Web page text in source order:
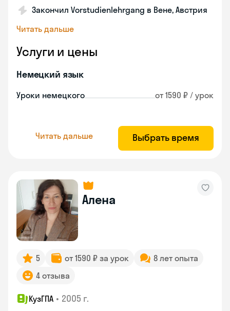
Закончил Vorstudienlehrgang в Вене, Австрия
Читать дальше
Услуги и цены
Немецкий язык
Уроки немецкого от 1590 ₽ / урок
Читать дальше Выбрать время
Алена
5 от 1590 ₽ за урок
8 лет опыта
4 отзыва
КузГПА • 2005 г.